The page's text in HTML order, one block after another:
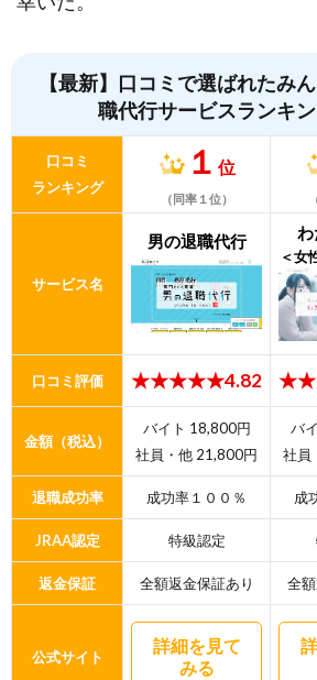
【最新】口コミで選ばれたみ
職代行サービスランキ
口コミ
ランキング
１ 位
（同率１位）
サービス名
男の退職代行 わ
＜女
口コミ評価 ★★★★★4.82
金額（税込）
バイト 18,800円
社員・他 21,800円
バ
社員
退職成功率 成功率１００％ 成
JRAA認定 特級認定
返金保証 全額返金保証あり 全
公式サイト
詳細を見て
みる